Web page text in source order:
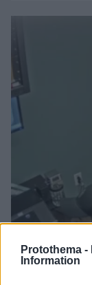
Protothema -
Information